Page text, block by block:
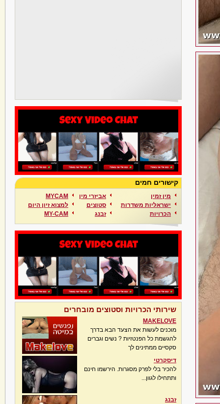
קישורים חמים
מין זמין
ישראליות משדרות
הכרויות
אביזרי מין
סטוצים
זבנג
MYCAM
למצוא זיון היום
MY-CAM
שירותי הכרויות וסטוצים מובחרים
MAKELOVE
מוכנים לעשות את הצעד הבא בדרך
להגשמת כל הפנטזיות ? נשים וגברים
סקסיים ממתינים לך
דיסקרטי
להכיר בלי לפרק מסגרות. הירשמו חינם
ותתחילו לגוון...
זבנג